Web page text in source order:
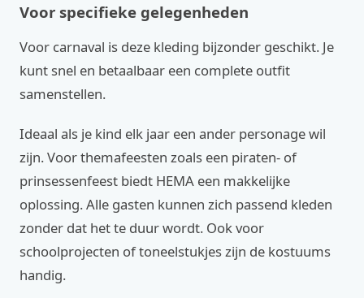
Voor specifieke gelegenheden
Voor carnaval is deze kleding bijzonder geschikt. Je
kunt snel en betaalbaar een complete outfit
samenstellen.
Ideaal als je kind elk jaar een ander personage wil
zijn. Voor themafeesten zoals een piraten- of
prinsessenfeest biedt HEMA een makkelijke
oplossing. Alle gasten kunnen zich passend kleden
zonder dat het te duur wordt. Ook voor
schoolprojecten of toneelstukjes zijn de kostuums
handig.